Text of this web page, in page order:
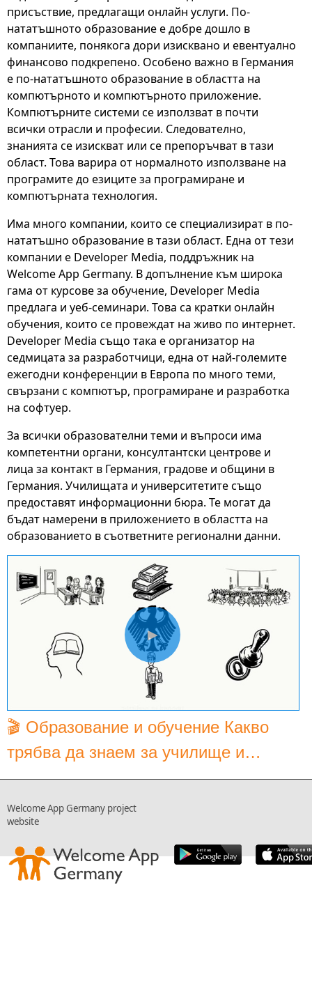
присъствие, предлагащи онлайн услуги. По-
нататъшното образование е добре дошло в
компаниите, понякога дори изисквано и евентуално
финансово подкрепено. Особено важно в Германия
е по-нататъшното образование в областта на
компютърното и компютърното приложение.
Компютърните системи се използват в почти
всички отрасли и професии. Следователно,
знанията се изискват или се препоръчват в тази
област. Това варира от нормалното използване на
програмите до езиците за програмиране и
компютърната технология.
Има много компании, които се специализират в по-
нататъшно образование в тази област. Една от тези
компании е Developer Media, поддръжник на
Welcome App Germany. В допълнение към широка
гама от курсове за обучение, Developer Media
предлага и уеб-семинари. Това са кратки онлайн
обучения, които се провеждат на живо по интернет.
Developer Media също така е организатор на
седмицата за разработчици, една от най-големите
ежегодни конференции в Европа по много теми,
свързани с компютър, програмиране и разработка
на софтуер.
За всички образователни теми и въпроси има
компетентни органи, консултантски центрове и
лица за контакт в Германия, градове и общини в
Германия. Училищата и университетите също
предоставят информационни бюра. Те могат да
бъдат намерени в приложението в областта на
образованието в съответните регионални данни.
▶
🎬 Образование и обучение Какво
трябва да знаем за училище и
образование в Германия?
Welcome App Germany project
website